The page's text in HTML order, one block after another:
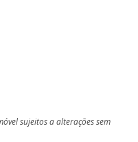
sujeitos a alterações sem